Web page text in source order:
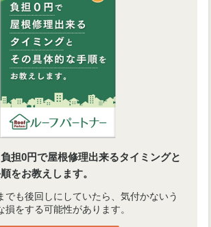
担0円で屋根修理出来るタイミングと
をお教えします。
でも後回しにしていたら、気付かないう
損をする可能性があります。